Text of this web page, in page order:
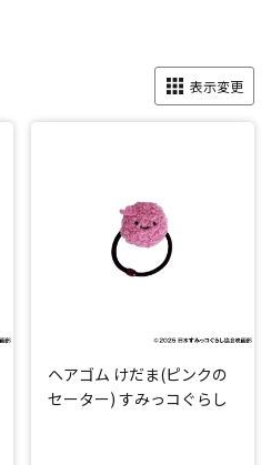
表示変更
ヘアゴム けだま(ピンクの
セーター) すみっコぐらし